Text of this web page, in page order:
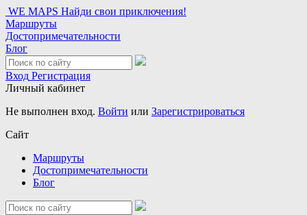
WE MAPS Найди свои приключения!
Маршруты
Достопримечательности
Блог
Вход Регистрация
Личный кабинет
Не выполнен вход. Войти или Зарегистрироваться
Сайт
Маршруты
Достопримечательности
Блог